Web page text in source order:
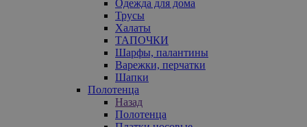
Одежда для дома
Трусы
Халаты
ТАПОЧКИ
Шарфы, палантины
Варежки, перчатки
Шапки
Полотенца
Назад
Полотенца